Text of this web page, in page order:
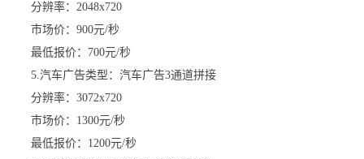
分辨率：2048x720
市场价：900元/秒
最低报价：700元/秒
5.汽车广告类型：汽车广告3通道拼接
分辨率：3072x720
市场价：1300元/秒
最低报价：1200元/秒